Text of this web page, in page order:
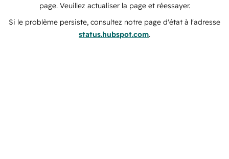
page. Veuillez actualiser la page et réessayer.
Si le problème persiste, consultez notre page d'état à l'adresse
status.hubspot.com.